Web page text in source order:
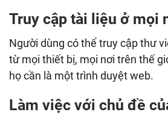
Truy cập tài liệu ở mọi
Người dùng có thể truy cập thư
từ mọi thiết bị, mọi nơi trên thế
họ cần là một trình duyệt web.
Làm việc với chủ đề